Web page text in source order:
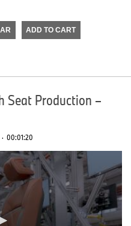
ADD TO CART
Seat Production –
· 00:01:20